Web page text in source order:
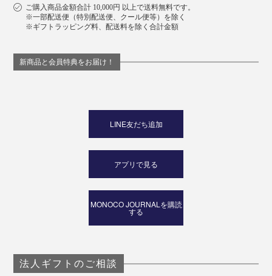
ご購入商品金額合計 10,000円 以上で送料無料です。
※一部配送便（特別配送便、クール便等）を除く
※ギフトラッピング料、配送料を除く合計金額
新商品と会員特典をお届け！
LINE友だち追加
アプリで見る
MONOCO JOURNALを購読
する
法人ギフトのご相談